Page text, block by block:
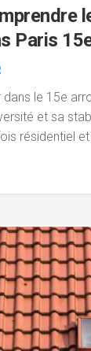
Paris
le 15e
et sa
résidentiel